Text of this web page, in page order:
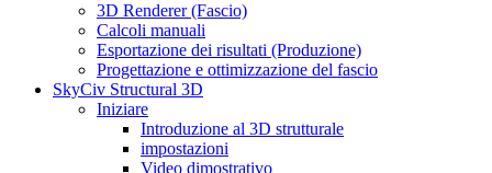
3D Renderer (Fascio)
Calcoli manuali
Esportazione dei risultati (Produzione)
Progettazione e ottimizzazione del fascio
SkyCiv Structural 3D
Iniziare
Introduzione al 3D strutturale
impostazioni
Video dimostrativo